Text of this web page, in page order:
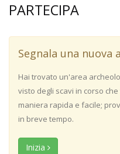
PARTECIPA
Segnala una nuova
Hai trovato un'area
visto degli scavi in corso
maniera rapida e facile;
in breve tempo.
Inizia